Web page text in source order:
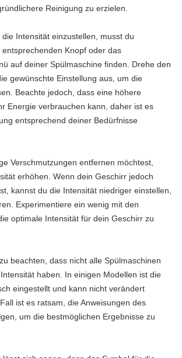
Reinigung zu erzielen.
Intensität einzustellen, musst du
Knopf oder das
auf deiner Spülmaschine finden. Drehe den
gewünschte Einstellung aus, um die
Beachte jedoch, dass eine höhere
Energie verbrauchen kann, daher ist es
entsprechend deiner Bedürfnisse
Verschmutzungen entfernen möchtest,
erhöhen. Wenn dein Geschirr jedoch
kannst du die Intensität niedriger einstellen,
Experimentiere ein wenig mit den
optimale Intensität für dein Geschirr zu
beachten, dass nicht alle Spülmaschinen
haben. In einigen Modellen ist die
eingestellt und kann nicht verändert
ist es ratsam, die Anweisungen des
um die bestmöglichen Ergebnisse zu